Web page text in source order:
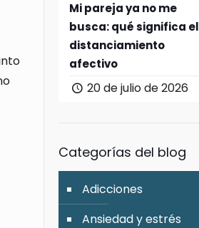
Mi pareja ya no me
busca: qué significa el
distanciamiento
afectivo
20 de julio de 2026
Categorías del blog
Adicciones
Ansiedad y estrés